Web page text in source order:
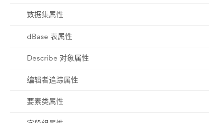
数据集属性
dBase 表属性
Describe 对象属性
编辑者追踪属性
要素类属性